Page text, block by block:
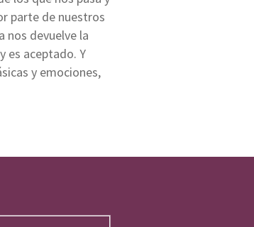
parte de nuestros
nos devuelve la
es aceptado. Y
y emociones,